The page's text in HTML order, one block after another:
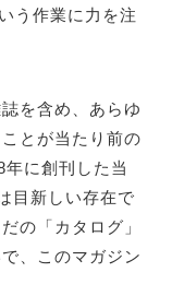
う作業に力を注
を含め、あらゆ
とが当たり前の
に創刊した当
目新しい存在で
の「カタログ」
、このマガジン